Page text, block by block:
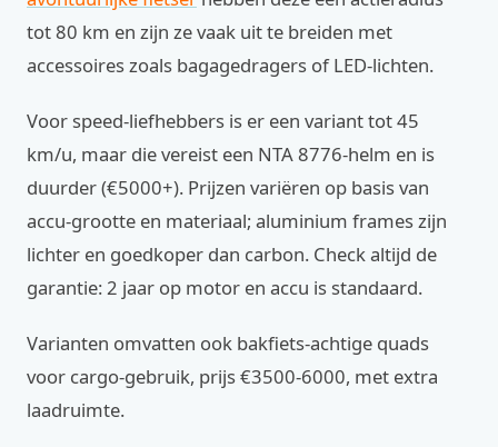
tot 80 km en zijn ze vaak uit te breiden met
accessoires zoals bagagedragers of LED-lichten.
Voor speed-liefhebbers is er een variant tot 45
km/u, maar die vereist een NTA 8776-helm en is
duurder (€5000+). Prijzen variëren op basis van
accu-grootte en materiaal; aluminium frames zijn
lichter en goedkoper dan carbon. Check altijd de
garantie: 2 jaar op motor en accu is standaard.
Varianten omvatten ook bakfiets-achtige quads
voor cargo-gebruik, prijs €3500-6000, met extra
laadruimte.